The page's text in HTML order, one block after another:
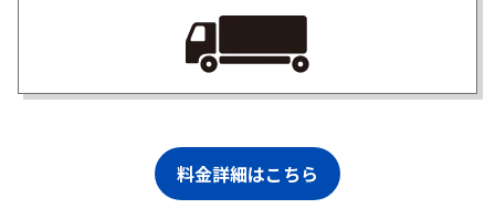
料金詳細はこちら